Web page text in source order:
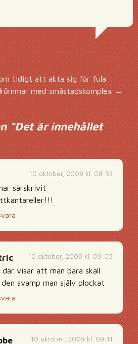
tidigt att akta sig för fula
med småstadskomplex→
“Det är innehållet
10 oktober, 2009 kl. 08:53
särskrivit
10 oktober, 2009 kl. 09:05
visar att man bara skall
svamp man själv plockat
10 oktober, 2009 kl. 09:11